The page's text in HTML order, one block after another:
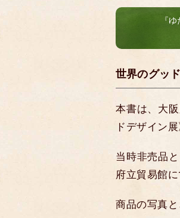
『
世界のグッ
本書は、大
ドデザイン
当時非売品
府立貿易館
商品の写真